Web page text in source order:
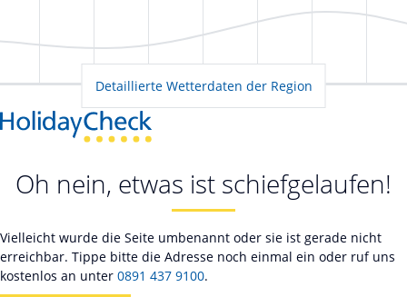
Detaillierte Wetterdaten der Region
Oh nein, etwas ist schiefgelaufen!
Vielleicht wurde die Seite umbenannt oder sie ist gerade nicht
erreichbar. Tippe bitte die Adresse noch einmal ein oder ruf uns
kostenlos an unter 0891 437 9100.